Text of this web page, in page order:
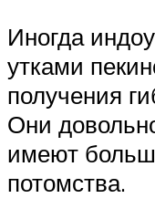
Иногда
утками
получения
Они
имеют
потомства.